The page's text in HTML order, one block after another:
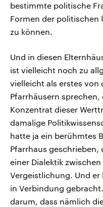
bestimmte politische
Formen der politischen
zu können.
Und in diesen
ist vielleicht noch zu
vielleicht als erstes von
Pfarrhäusern
Konzentrat dieser
damalige
hatte ja ein berühmtes
Pfarrhaus geschrieben,
einer Dialektik
Vergeistlichung. Und
in Verbindung
darum, dass nämlich